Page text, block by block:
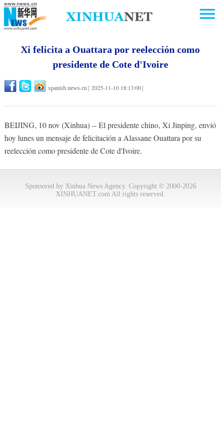
Xi felicita a Ouattara por reelección como
presidente de Cote d'Ivoire
spanish.news.cn 2025-11-10 18:13:00
BEIJING, 10 nov (Xinhua) -- El presidente chino, Xi Jinping, envió
hoy lunes un mensaje de felicitación a Alassane Ouattara por su
reelección como presidente de Cote d'Ivoire.
Sponsored by Xinhua News Agency. Copyright © 2000-2026
XINHUANET.com All rights reserved.